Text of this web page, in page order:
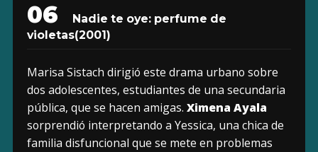
06
Nadie te oye: perfume de
violetas(2001)
Marisa Sistach dirigió este drama urbano sobre
dos adolescentes, estudiantes de una secundaria
pública, que se hacen amigas. Ximena Ayala
sorprendió interpretando a Yessica, una chica de
familia disfuncional que se mete en problemas